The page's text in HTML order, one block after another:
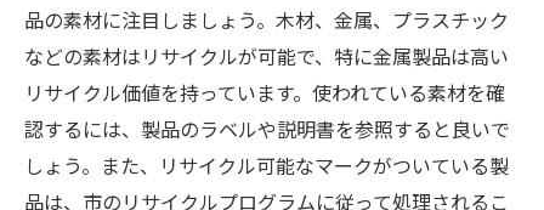
品の素材に注目しましょう。木材、金属、プラスチック
などの素材はリサイクルが可能で、特に金属製品は高い
リサイクル価値を持っています。使われている素材を確
認するには、製品のラベルや説明書を参照すると良いで
しょう。また、リサイクル可能なマークがついている製
品は、市のリサイクルプログラムに従って処理されるこ